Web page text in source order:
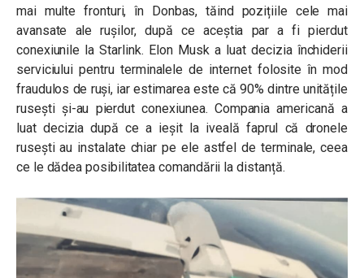
mai multe fronturi, în Donbas, tăind pozițiile cele mai
avansate ale rușilor, după ce aceștia par a fi pierdut
conexiunile la Starlink. Elon Musk a luat decizia închiderii
serviciului pentru terminalele de internet folosite în mod
fraudulos de ruși, iar estimarea este că 90% dintre unitățile
rusești și-au pierdut conexiunea. Compania americană a
luat decizia după ce a ieșit la iveală faprul că dronele
rusești au instalate chiar pe ele astfel de terminale, ceea
ce le dădea posibilitatea comandării la distanță.